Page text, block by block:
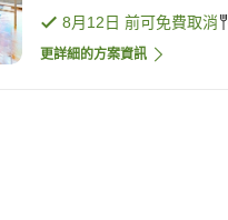
8月12日 前可免費取消
更詳細的方案資訊